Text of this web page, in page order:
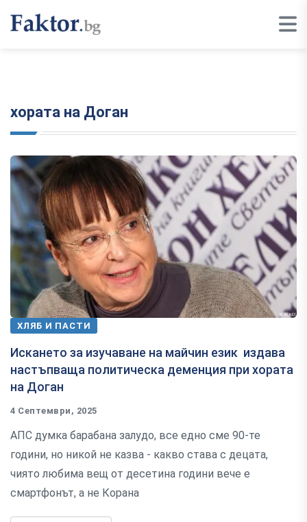
хората на Доган
ХЛЯБ И ПАСТИ
Искането за изучаване на майчин език издава
настъпваща политическа деменция при хората
на Доган
4 Септември, 2025
АПС думка барабана залудо, все едно сме 90-те
години, но никой не казва - какво става с децата,
чиято любима вещ от десетина години вече е
смартфонът, а не Корана